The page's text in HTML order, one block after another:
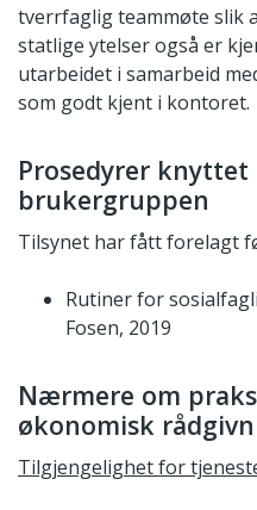
tverrfaglig teammøte slik
statlige ytelser også er
utarbeidet i samarbeid
som godt kjent i kontoret.
Prosedyrer
brukergruppen
Tilsynet har fått forelagt
Rutiner for
Fosen, 2019
Nærmere om
økonomisk
Tilgjengelighet for